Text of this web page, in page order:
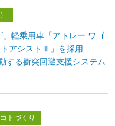
軽乗用車「アトレー ワゴ
アシストⅢ」を採用
する衝突回避支援システム
コトづくり